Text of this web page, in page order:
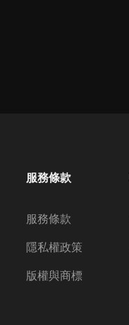
服務條款
服務條款
隱私權政策
版權與商標